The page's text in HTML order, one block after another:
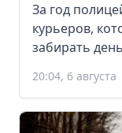
За год
курьеров,
забирать
20:04, 6 августа